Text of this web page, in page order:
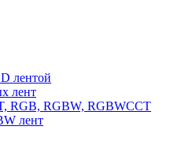
лентой
лент
RGB, RGBW, RGBWCCT
лент